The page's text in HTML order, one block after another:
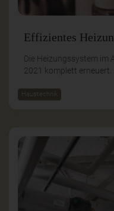
Effizientes
Die Heizungssystem im
2021 komplett erneuert.
Haustechnik